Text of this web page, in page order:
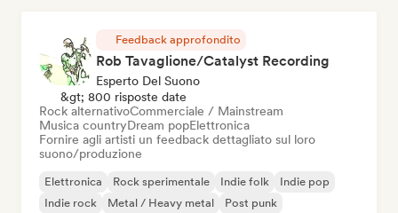
Feedback approfondito
Rob Tavaglione/Catalyst Recording
Esperto Del Suono
&gt; 800 risposte date
Rock alternativoCommerciale / Mainstream
Musica countryDream popElettronica
Fornire agli artisti un feedback dettagliato sul loro
suono/produzione
Elettronica Rock sperimentale Indie folk
Indie pop
Indie rock
Metal / Heavy metal
Post punk